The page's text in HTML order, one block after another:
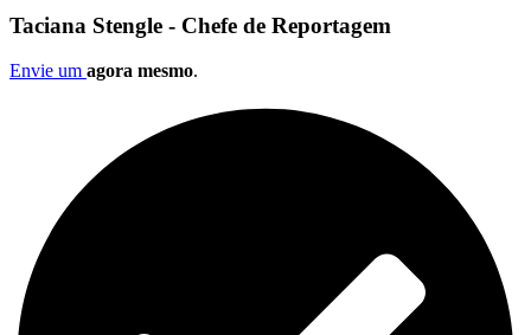
Taciana Stengle - Chefe de Reportagem
Envie um agora mesmo.